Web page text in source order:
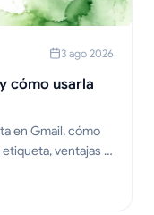
3 ago 2026
cómo usarla
en Gmail, cómo
ventajas y
usarla correctamente